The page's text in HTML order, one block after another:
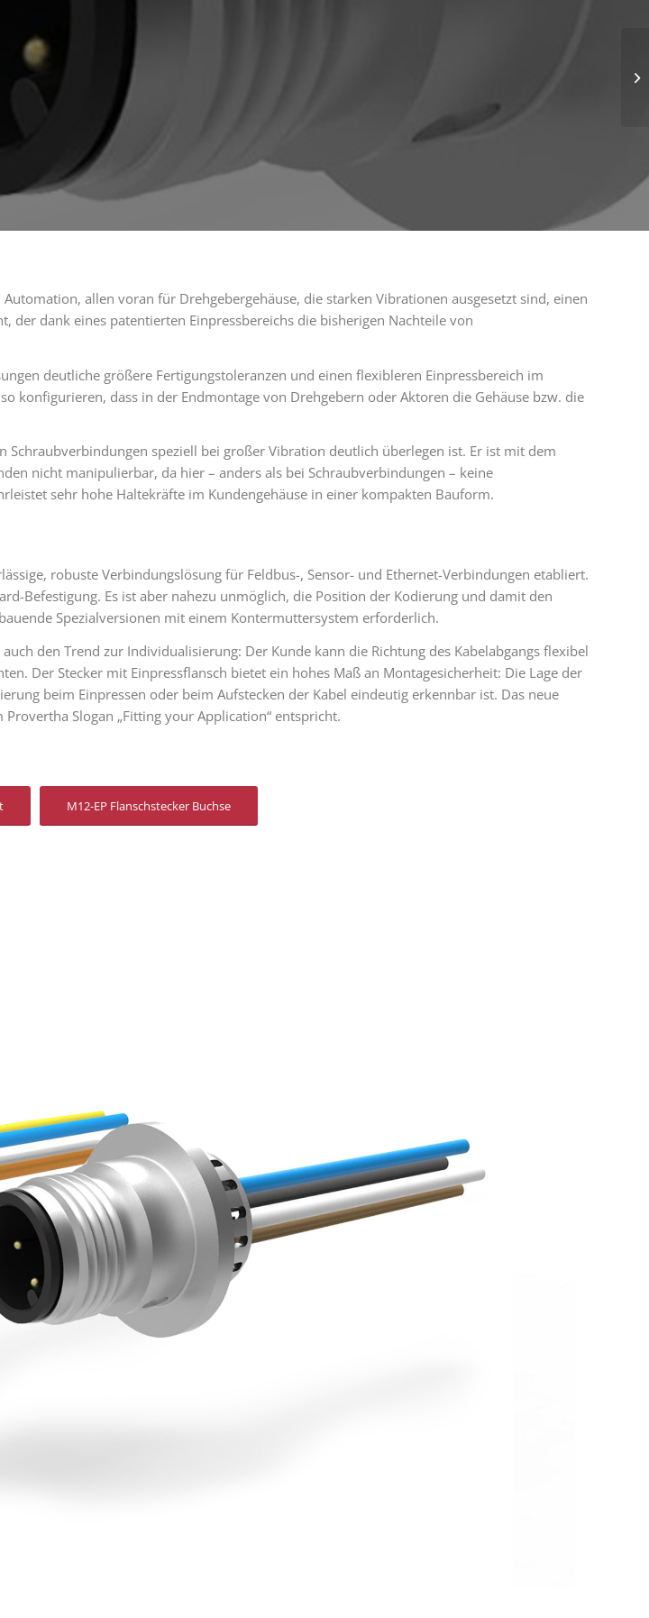
allen voran für Drehgebergehäuse, die starken Vibrationen ausgesetzt sind, einen
dank eines patentierten Einpressbereichs die bisherigen Nachteile von
deutliche größere Fertigungstoleranzen und einen flexibleren Einpressbereich im
konfigurieren, dass in der Endmontage von Drehgebern oder Aktoren die Gehäuse bzw. die
speziell bei großer Vibration deutlich überlegen ist. Er ist mit dem
nicht manipulierbar, da hier – anders als bei Schraubverbindungen – keine
sehr hohe Haltekräfte im Kundengehäuse in einer kompakten Bauform.
robuste Verbindungslösung für Feldbus-, Sensor- und Ethernet-Verbindungen etabliert.
Befestigung. Es ist aber nahezu unmöglich, die Position der Kodierung und damit den
Spezialversionen mit einem Kontermuttersystem erforderlich.
den Trend zur Individualisierung: Der Kunde kann die Richtung des Kabelabgangs flexibel
Der Stecker mit Einpressflansch bietet ein hohes Maß an Montagesicherheit: Die Lage der
beim Einpressen oder beim Aufstecken der Kabel eindeutig erkennbar ist. Das neue
Slogan „Fitting your Application“ entspricht.
M12-EP Flanschstecker Buchse